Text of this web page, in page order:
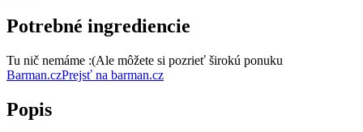
Potrebné ingrediencie
Tu nič nemáme :(Ale môžete si pozrieť širokú ponuku
Barman.czPrejsť na barman.cz
Popis